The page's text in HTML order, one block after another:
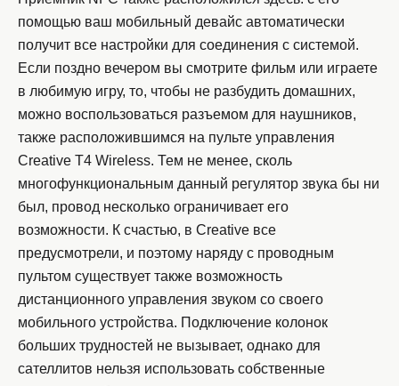
помощью ваш мобильный девайс автоматически
получит все настройки для соединения с системой.
Если поздно вечером вы смотрите фильм или играете
в любимую игру, то, чтобы не разбудить домашних,
можно воспользоваться разъемом для наушников,
также расположившимся на пульте управления
Creative T4 Wireless. Тем не менее, сколь
многофункциональным данный регулятор звука бы ни
был, провод несколько ограничивает его
возможности. К счастью, в Creative все
предусмотрели, и поэтому наряду с проводным
пультом существует также возможность
дистанционного управления звуком со своего
мобильного устройства. Подключение колонок
больших трудностей не вызывает, однако для
сателлитов нельзя использовать собственные